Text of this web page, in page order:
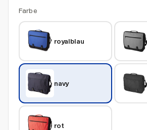
Farbe
royalblau
navy
rot